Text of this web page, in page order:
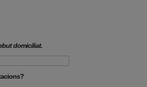
domiciliat.